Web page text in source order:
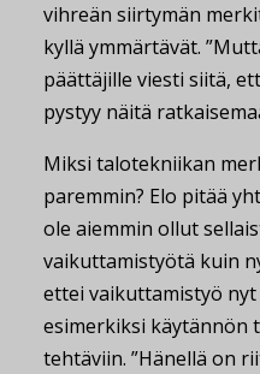
vihreän siirtymän
kyllä ymmärtävät.
päättäjille viesti siitä,
pystyy näitä
Miksi talotekniikan
paremmin? Elo pitää
ole aiemmin ollut
vaikuttamistyötä kuin
ettei vaikuttamistyö
esimerkiksi käytännön
tehtäviin. ”Hänellä on